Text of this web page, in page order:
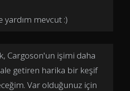
yardım mevcut :)
Cargoson'un işimi daha
getiren harika bir keşif
Var olduğunuz için